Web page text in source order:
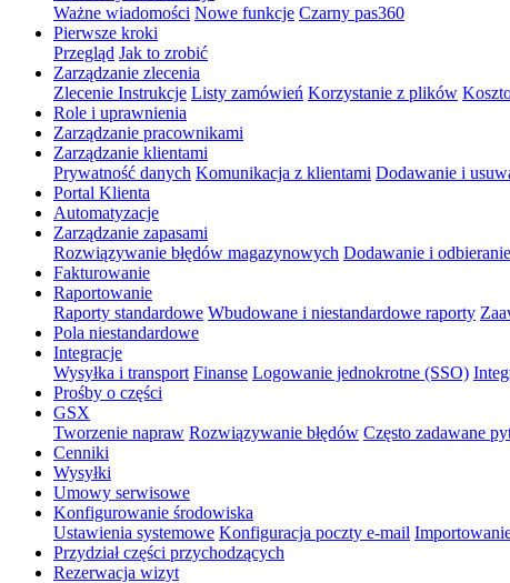
Ważne wiadomości Nowe funkcje Czarny pas360
Pierwsze kroki
Przegląd Jak to zrobić
Zarządzanie zlecenia
Zlecenie Instrukcje Listy zamówień Korzystanie z plików
Role i uprawnienia
Zarządzanie pracownikami
Zarządzanie klientami
Prywatność danych Komunikacja z klientami Dodawanie i
Portal Klienta
Automatyzacje
Zarządzanie zapasami
Rozwiązywanie błędów magazynowych Dodawanie i
Fakturowanie
Raportowanie
Raporty standardowe Wbudowane i niestandardowe raporty
Pola niestandardowe
Integracje
Wysyłka i transport Finanse Logowanie jednokrotne (SSO)
Prośby o części
GSX
Tworzenie napraw Rozwiązywanie błędów Często zadawane
Cenniki
Wysyłki
Umowy serwisowe
Konfigurowanie środowiska
Ustawienia systemowe Konfiguracja poczty e-mail
Przydział części przychodzących
Rezerwacja wizyt